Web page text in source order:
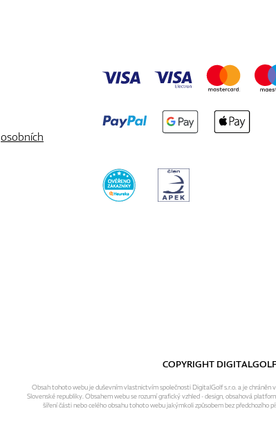
osobních
COPYRIGHT
Obsah tohoto webu je duševním vlastnictvím společnosti DigitalGolf s.r.o. a je chráněn
Slovenské republiky. Obsahem webu se rozumí grafický vzhled - design, obsahová
šíření části nebo celého obsahu tohoto webu jakýmkoli způsobem bez předchozího